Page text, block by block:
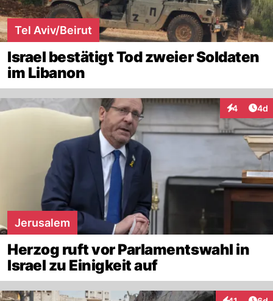
Tel Aviv/Beirut
Israel bestätigt Tod zweier Soldaten
im Libanon
4 4d
Jerusalem
Herzog ruft vor Parlamentswahl in
Israel zu Einigkeit auf